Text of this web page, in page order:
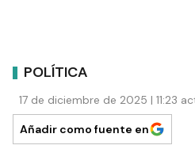
POLÍTICA
17 de diciembre de 2025 | 11:23
Añadir como fuente en